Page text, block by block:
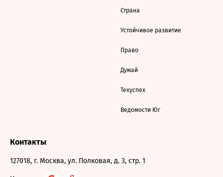
Страна
Устойчивое развитие
Право
Думай
Техуспех
Ведомости Юг
Контакты
127018, г. Москва, ул. Полковая, д. 3, стр. 1